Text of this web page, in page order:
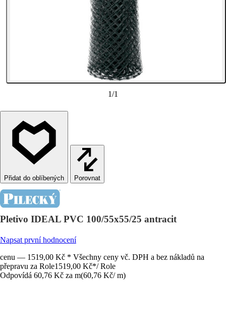
1/1
Porovnat
Pletivo IDEAL PVC 100/55x55/25 antracit
Napsat první hodnocení
cenu — 1519,00 Kč * Všechny ceny vč. DPH a bez nákladů na
přepravu za Role1519,00 Kč*/ Role
Odpovídá 60,76 Kč za m(60,76 Kč/ m)